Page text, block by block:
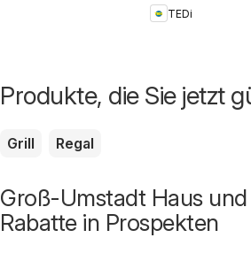
TEDi
Produkte, die Sie jetzt
Grill Regal
Groß-Umstadt Haus
Rabatte in Prospekten